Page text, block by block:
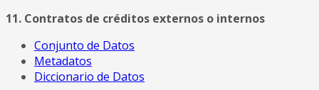
11. Contratos de créditos externos o internos
Conjunto de Datos
Metadatos
Diccionario de Datos